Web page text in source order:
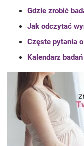
Gdzie zrobić
Jak odczytać
Częste pytania
Kalendarz